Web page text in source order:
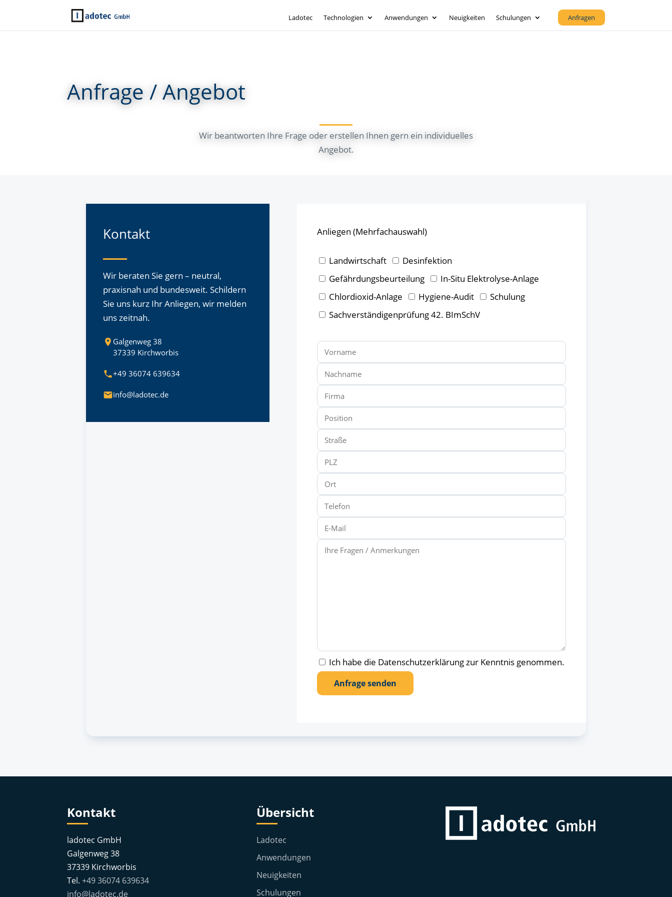
Ladotec Technologien Anwendungen Neuigkeiten Schulungen Anfragen
Anfrage / Angebot
Wir beantworten Ihre Frage oder erstellen Ihnen gern ein individuelles
Angebot.
Kontakt
Wir beraten Sie gern – neutral,
praxisnah und bundesweit. Schildern
Sie uns kurz Ihr Anliegen, wir melden
uns zeitnah.
Galgenweg 38
37339 Kirchworbis
+49 36074 639634
info@ladotec.de
Anliegen (Mehrfachauswahl)
Landwirtschaft
Desinfektion
Gefährdungsbeurteilung
In-Situ Elektrolyse-Anlage
Chlordioxid-Anlage
Hygiene-Audit
Schulung
Sachverständigenprüfung 42. BImSchV
Ich habe die Datenschutzerklärung zur Kenntnis genommen.
Kontakt
ladotec GmbH
Galgenweg 38
37339 Kirchworbis
Tel.+49 36074 639634
info@ladotec.de
Übersicht
Ladotec
Anwendungen
Neuigkeiten
Schulungen